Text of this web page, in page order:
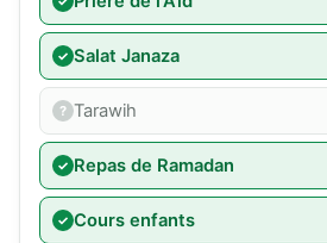
Salat Janaza
Tarawih
Repas de Ramadan
Cours enfants